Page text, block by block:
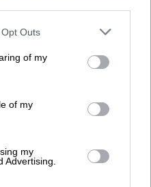
uses one or more Google
You may click to
and its third-party tags to
purposes in below Google
Outs
of my
of my
my
Advertising.
τους περί του
τους, συντρέχει
ότι έχουν
αυτές
του γεγονότος ότι
χρυσού,
προορίζονταν για
χωρίς την